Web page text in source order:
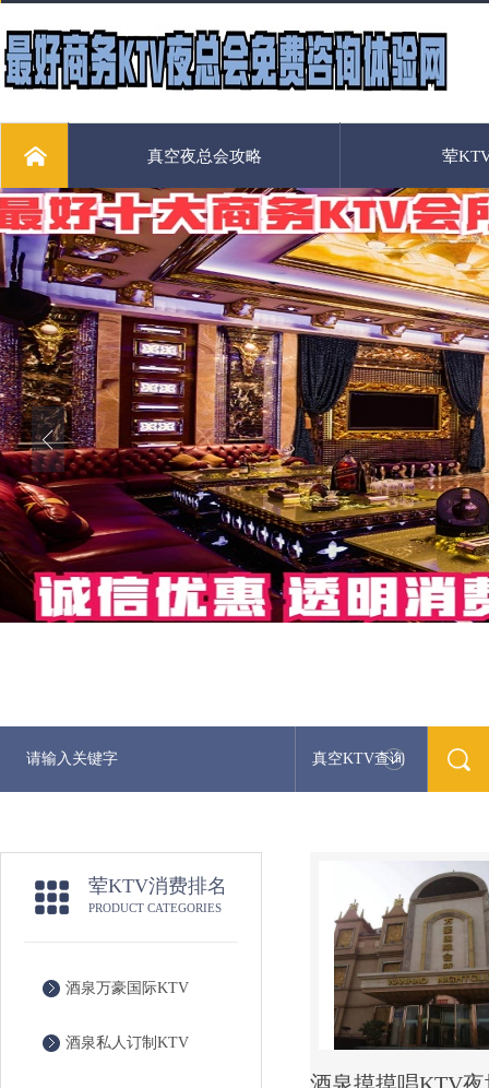
真空夜总会攻略 荤
真空KTV查询
荤KTV消费排名
PRODUCT CATEGORIES
酒泉万豪国际KTV
酒泉私人订制KTV